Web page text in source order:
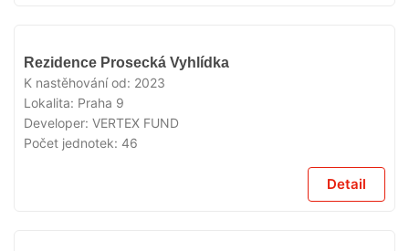
Rezidence Prosecká Vyhlídka
K nastěhování od: 2023
Lokalita: Praha 9
Developer: VERTEX FUND
Počet jednotek: 46
Detail